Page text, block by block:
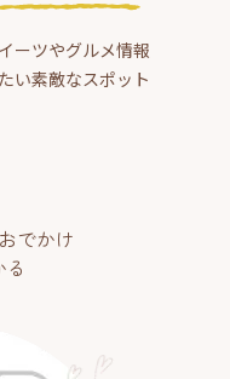
ーツやグルメ情報
い素敵なスポット
でかけ